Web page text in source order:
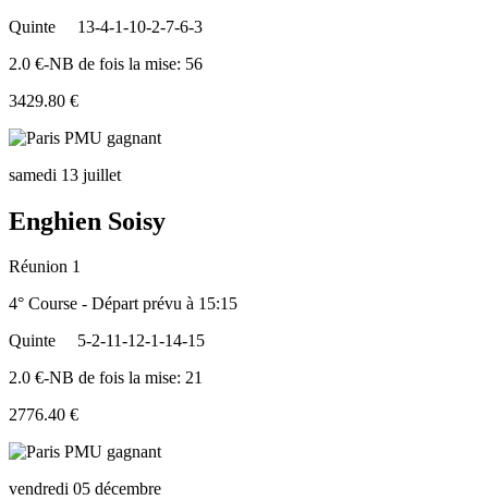
Quinte
13-4-1-10-2-7-6-3
2.0 €-NB de fois la mise: 56
3429.80 €
samedi 13 juillet
Enghien Soisy
Réunion 1
4° Course - Départ prévu à 15:15
Quinte
5-2-11-12-1-14-15
2.0 €-NB de fois la mise: 21
2776.40 €
vendredi 05 décembre